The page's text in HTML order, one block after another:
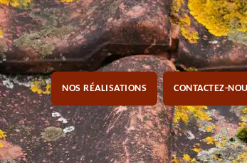
NOS RÉALISATIONS CONTACTEZ-